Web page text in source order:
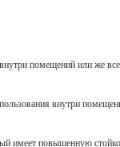
помещений или же
внутри
имеет повышенную